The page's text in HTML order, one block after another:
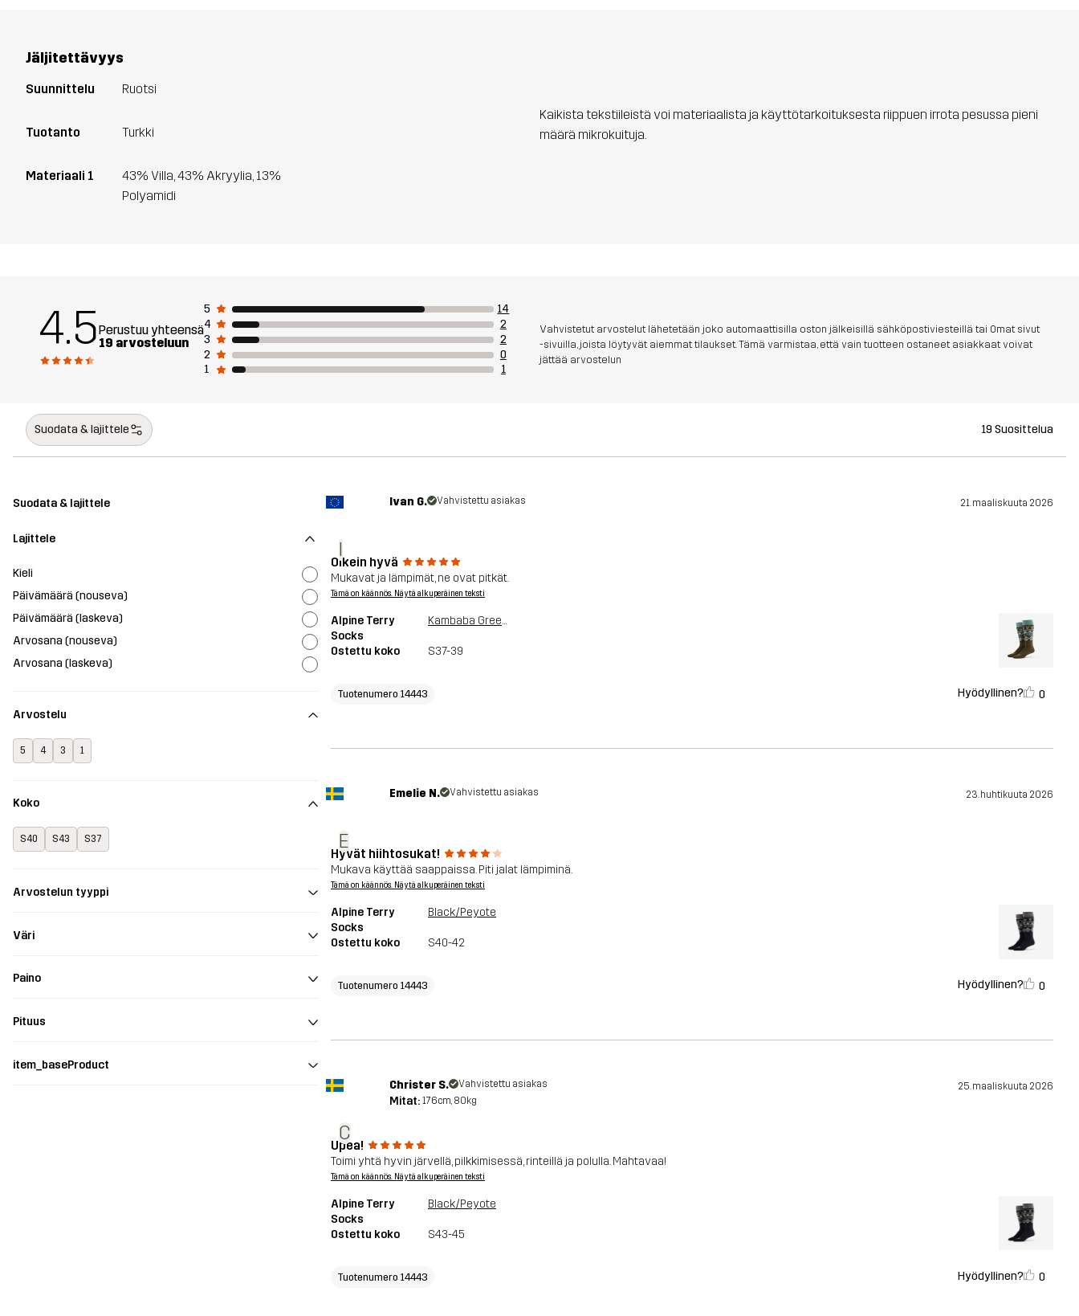
Jäljitettävyys
Suunnittelu Ruotsi
Tuotanto Turkki
Materiaali 1
43% Villa, 43% Akryylia, 13%
Polyamidi
Kaikista tekstiileistä voi materiaalista ja käyttötarkoituksesta riippuen irrota pesussa pieni
määrä mikrokuituja.
4.5Perustuu yhteensä
19 arvosteluun
5
14
4
2
3
2
2
0
1
1
Vahvistetut arvostelut lähetetään joko automaattisilla oston jälkeisillä sähköpostiviesteillä tai Omat sivut
-sivuilla, joista löytyvät aiemmat tilaukset. Tämä varmistaa, että vain tuotteen ostaneet asiakkaat voivat
jättää arvostelun
Suodata & lajittele 19 Suosittelua
Suodata & lajittele
Lajittele
Kieli
Päivämäärä (nouseva)
Päivämäärä (laskeva)
Arvosana (nouseva)
Arvosana (laskeva)
Arvostelu
5 4 3 1
Koko
S40 S43 S37
Arvostelun tyyppi
Väri
Paino
Pituus
item_baseProduct
I
Ivan G. Vahvistettu asiakas 21. maaliskuuta 2026
Oikein hyvä
Mukavat ja lämpimät, ne ovat pitkät.
Tämä on käännös. Näytä alkuperäinen teksti
Alpine Terry
Socks
Kambaba Green/Peyote
Ostettu koko S37-39
Tuotenumero 14443 Hyödyllinen? 0
E
Emelie N. Vahvistettu asiakas 23. huhtikuuta 2026
Hyvät hiihtosukat!
Mukava käyttää saappaissa. Piti jalat lämpiminä.
Tämä on käännös. Näytä alkuperäinen teksti
Alpine Terry
Socks
Black/Peyote
Ostettu koko S40-42
Tuotenumero 14443 Hyödyllinen? 0
C
Christer S. Vahvistettu asiakas 25. maaliskuuta 2026
Mitat: 176cm, 80kg
Upea!
Toimi yhtä hyvin järvellä, pilkkimisessä, rinteillä ja polulla. Mahtavaa!
Tämä on käännös. Näytä alkuperäinen teksti
Alpine Terry
Socks
Black/Peyote
Ostettu koko S43-45
Tuotenumero 14443 Hyödyllinen? 0